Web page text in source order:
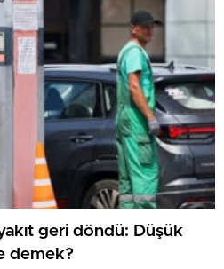
geri döndü: Düşük
demek?